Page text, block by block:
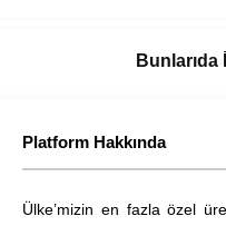
Platform Hakkında
Ülke’mizin en fazla özel